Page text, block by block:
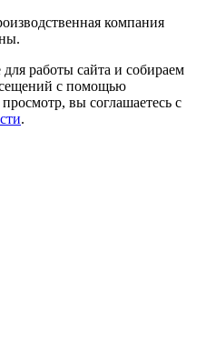
компания
работы сайта и собираем
с помощью
вы соглашаетесь с
.